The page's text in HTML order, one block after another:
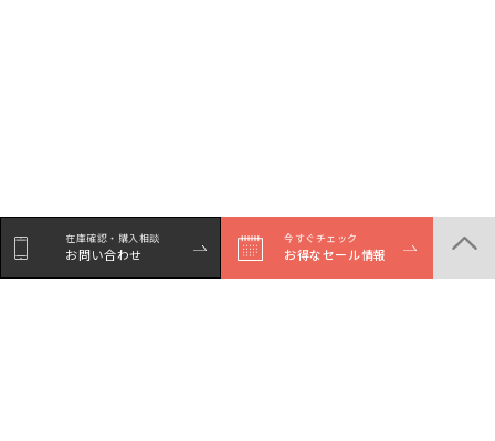
在庫確認・購入相談
お問い合わせ
今すぐチェック
お得なセール情報